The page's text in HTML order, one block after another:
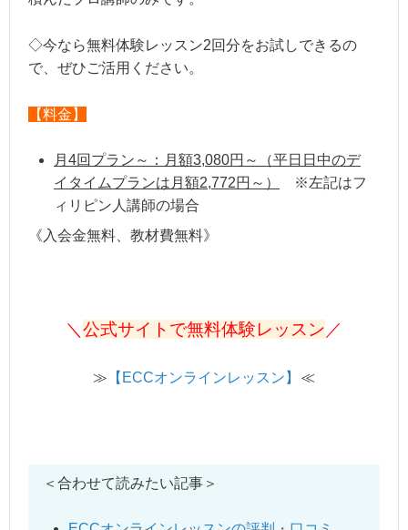
◇今なら無料体験レッスン2回分をお試しできるの
で、ぜひご活用ください。
【料金】
月4回プラン～：月額3,080円～（平日日中のデ
イタイムプランは月額2,772円～）
※左記はフ
ィリピン人講師の場合
《入会金無料、教材費無料》
＼公式サイトで無料体験レッスン／
≫ 【ECCオンラインレッスン】 ≪
＜合わせて読みたい記事＞